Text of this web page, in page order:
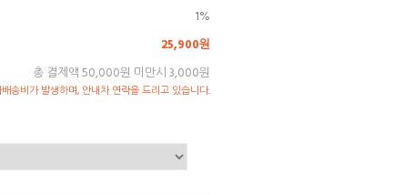
1%
25,900원
총 결제액 50,000원 미만시 3,000원
송비가 발생하며, 안내차 연락을 드리고 있습니다.